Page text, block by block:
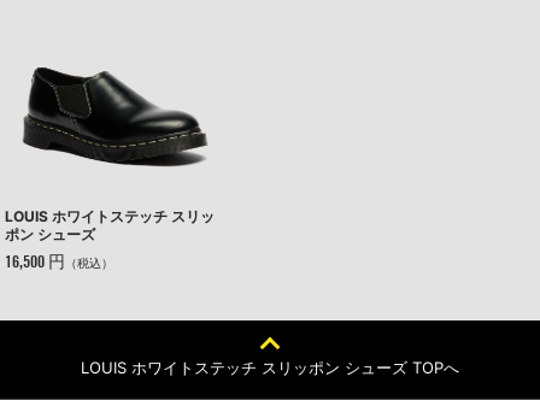
LOUIS ホワイトステッチ スリッ
ポン シューズ
16,500 円 （税込）
LOUIS ホワイトステッチ スリッポン シューズ TOPへ